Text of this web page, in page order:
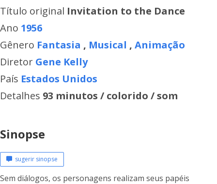
Título original Invitation to the Dance
Ano 1956
Gênero Fantasia , Musical , Animação
Diretor Gene Kelly
País Estados Unidos
Detalhes 93 minutos / colorido / som
Sinopse
sugerir sinopse
Sem diálogos, os personagens realizam seus papéis